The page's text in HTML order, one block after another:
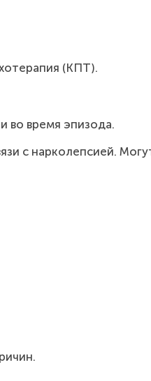
(КПТ).
во время эпизода.
с нарколепсией.